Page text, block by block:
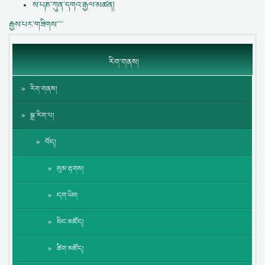
ས་པཎ་ཀུན་དགའ་རྒྱལ་མཚན།
རྒྱས་པར་གཟིགས་་་་
རིག་གནས།
རིག་གནས།
སྒྲ་རིག་པ།
བོད།
སུམ་རྟགས།
དག་ཡིག
མིང་མཛོད།
ཚིག་མཛོད།